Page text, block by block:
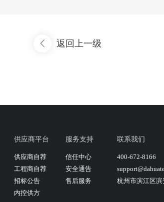
返回上一级
供应商平台
供应商自荐
工程商自荐
招标公告
内控供方
服务支持
信任中心
安全通告
售后服务
联系我们
400-672-8166
杭州市滨江区滨